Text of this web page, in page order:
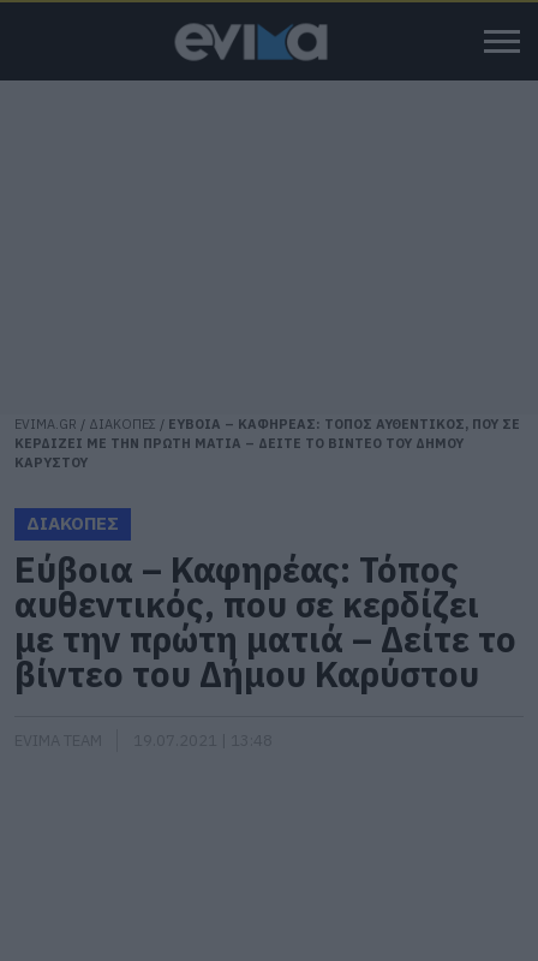
EVIMA.GR / ΔΙΑΚΟΠΕΣ / ΕΥΒΟΙΑ – ΚΑΦΗΡΕΑΣ: ΤΟΠΟΣ ΑΥΘΕΝΤΙΚΟΣ, ΠΟΥ ΣΕ
ΚΕΡΔΙΖΕΙ ΜΕ ΤΗΝ ΠΡΩΤΗ ΜΑΤΙΑ – ΔΕΙΤΕ ΤΟ ΒΙΝΤΕΟ ΤΟΥ ΔΗΜΟΥ
ΚΑΡΥΣΤΟΥ
ΔΙΑΚΟΠΕΣ
Εύβοια – Καφηρέας: Τόπος
αυθεντικός, που σε κερδίζει
με την πρώτη ματιά – Δείτε το
βίντεο του Δήμου Καρύστου